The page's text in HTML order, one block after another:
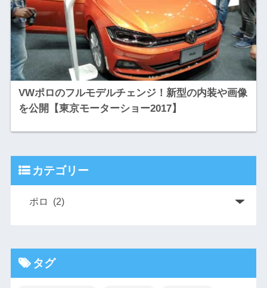
VWポロのフルモデルチェンジ！新型の内装や画像
を公開【東京モーターショー2017】
カテゴリー
タグ